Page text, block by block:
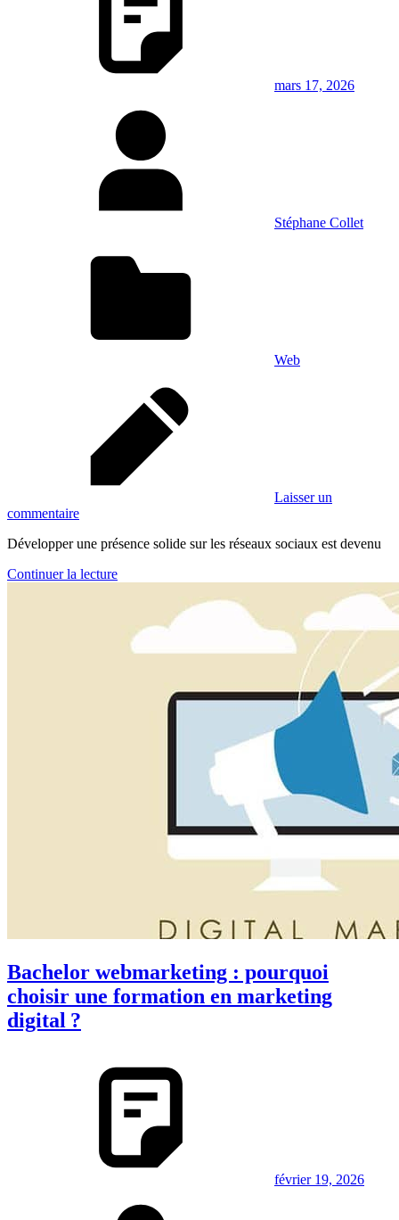
mars 17, 2026
Stéphane Collet
Web
Laisser un
commentaire
Développer une présence solide sur les réseaux sociaux est devenu
Continuer la lecture
Bachelor webmarketing : pourquoi
choisir une formation en marketing
digital ?
février 19, 2026